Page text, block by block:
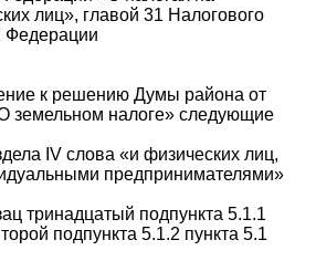
лиц», главой 31 Налогового
Федерации
к решению Думы района от
земельном налоге» следующие
IV слова «и физических лиц,
предпринимателями»
тринадцатый подпункта 5.1.1
подпункта 5.1.2 пункта 5.1